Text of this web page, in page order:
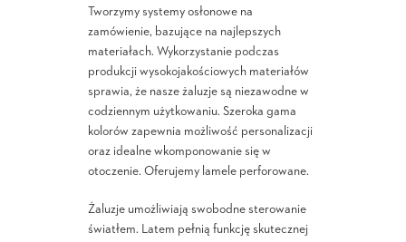
Tworzymy systemy osłonowe na
zamówienie, bazujące na najlepszych
materiałach. Wykorzystanie podczas
produkcji wysokojakościowych materiałów
sprawia, że nasze żaluzje są niezawodne w
codziennym użytkowaniu. Szeroka gama
kolorów zapewnia możliwość personalizacji
oraz idealne wkomponowanie się w
otoczenie. Oferujemy lamele perforowane.
Żaluzje umożliwiają swobodne sterowanie
światłem. Latem pełnią funkcję skutecznej